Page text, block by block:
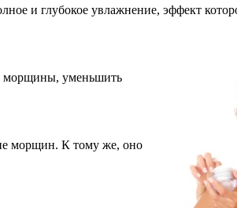
и глубокое увлажнение, эффект
морщины, уменьшить
морщин. К тому же, оно